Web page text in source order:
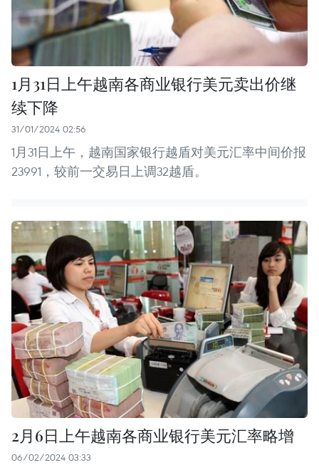
1月31日上午越南各商业银行美元卖出价继
续下降
31/01/2024 02:56
1月31日上午，越南国家银行越盾对美元汇率中间价报
23991，较前一交易日上调32越盾。
2月6日上午越南各商业银行美元汇率略增
06/02/2024 03:33